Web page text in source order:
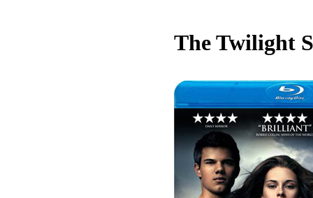
The Twilight